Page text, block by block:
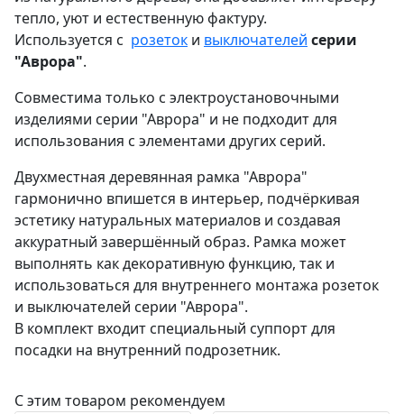
тепло, уют и естественную фактуру.
Используется с розеток и выключателей серии
"Аврора".
Совместима только с электроустановочными
изделиями серии "Аврора" и не подходит для
использования с элементами других серий.
Двухместная деревянная рамка "Аврора"
гармонично впишется в интерьер, подчёркивая
эстетику натуральных материалов и создавая
аккуратный завершённый образ. Рамка может
выполнять как декоративную функцию, так и
использоваться для внутреннего монтажа розеток
и выключателей серии "Аврора".
В комплект входит специальный суппорт для
посадки на внутренний подрозетник.
С этим товаром рекомендуем